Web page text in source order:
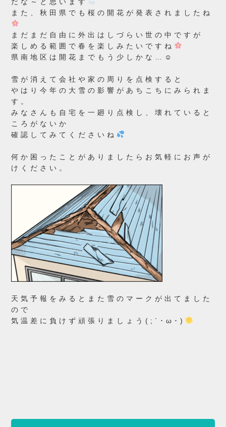
また、秋田県でも桜の開花が発表されましたね
まだまだ自由に外出はしづらい世の中ですが
楽しめる範囲で春を楽しみたいですね
県南地区は開花までもう少しかな…☺
雪が消えて会社や家の周りを点検すると
やはり今年の大雪の影響があちこちにみられま
す。
みなさんも自宅を一廻り点検し、壊れていると
ころがないか
確認してみてくださいね
何か困ったことがありましたらお気軽にお声が
けください。
天気予報をみるとまた雪のマークが出てました
ので
気温差に負けず頑張りましょう(;´･ω･)